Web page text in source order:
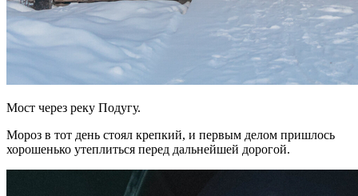
Мост через реку Подугу.
Мороз в тот день стоял крепкий, и первым делом пришлось
хорошенько утеплиться перед дальнейшей дорогой.